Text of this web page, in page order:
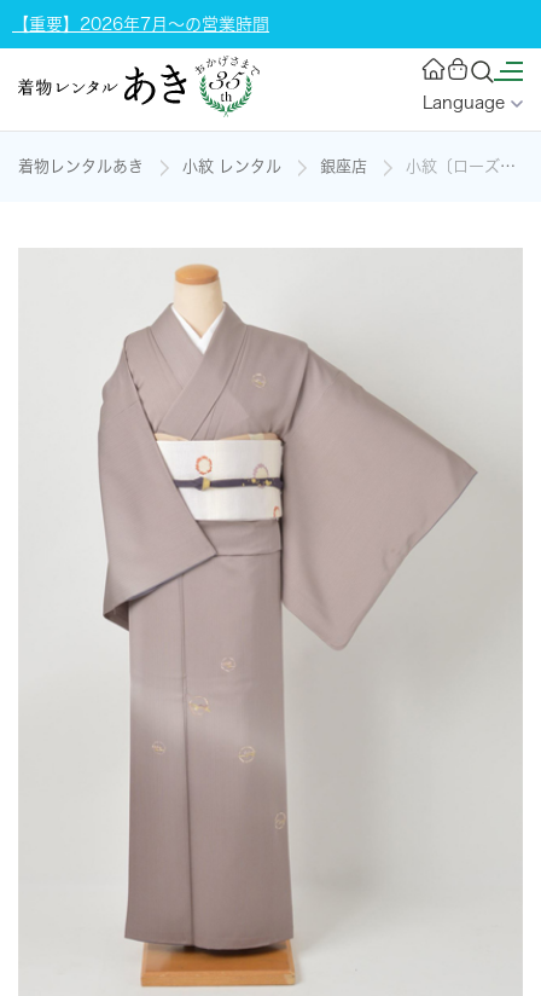
【重要】2026年7月～の営業時間
Language
着物レンタルあき 小紋 レンタル 銀座店 小紋〔ローズグレーの縞模様に小花の刺繍〕の着物レンタル